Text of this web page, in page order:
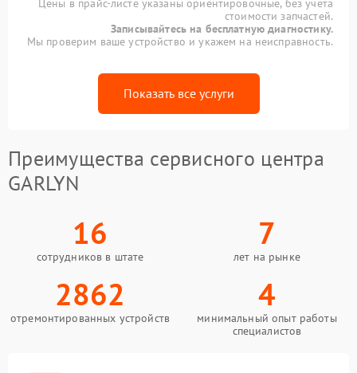
Цены в прайс-листе указаны ориентировочные, без учета
стоимости запчастей.
Записывайтесь на бесплатную диагностику.
Мы проверим ваше устройство и укажем на неисправность.
Показать все услуги
Преимущества сервисного центра
GARLYN
16
сотрудников в штате
7
лет на рынке
2862
отремонтированных устройств
4
минимальный опыт работы
специалистов